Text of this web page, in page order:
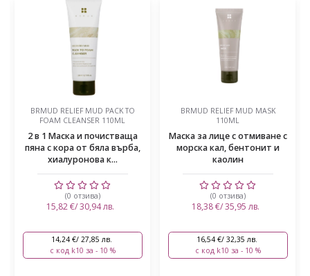
BRMUD RELIEF MUD PACK TO
FOAM CLEANSER 110ML
2 в 1 Маска и почистваща
пяна с кора от бяла върба,
хиалуронова к...
(0 отзива)
15,82 €/ 30,94 лв.
14,24 €/ 27,85 лв.
с код k10 за - 10 %
BRMUD RELIEF MUD MASK
110ML
Маска за лице с отмиване с
морска кал, бентонит и
каолин
(0 отзива)
18,38 €/ 35,95 лв.
16,54 €/ 32,35 лв.
с код k10 за - 10 %